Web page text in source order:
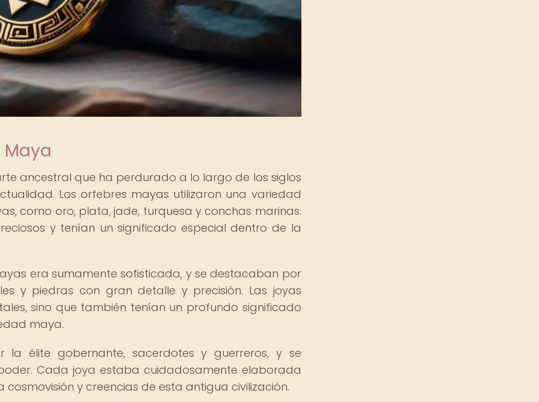
ancestral que ha perdurado a lo largo de los siglos
Los orfebres mayas utilizaron una variedad
como oro, plata, jade, turquesa y conchas marinas.
y tenían un significado especial dentro de la
era sumamente sofisticada, y se destacaban por
y piedras con gran detalle y precisión. Las joyas
sino que también tenían un profundo significado
maya.
la élite gobernante, sacerdotes y guerreros, y se
Cada joya estaba cuidadosamente elaborada
y creencias de esta antigua civilización.